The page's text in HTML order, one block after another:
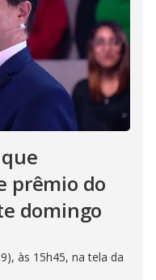
prêmio do
domingo
às 15h45, na tela da